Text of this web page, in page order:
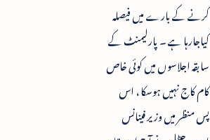
کرنے کے بارے میں فیصلہ
کیاجارہا ہے ۔ پارلیمنٹ کے
سابقہ اجلاسوں میں کوئی خاص
کام کاج نہیں ہوسکا ، اس
پس منظر میں وزیر فینانس